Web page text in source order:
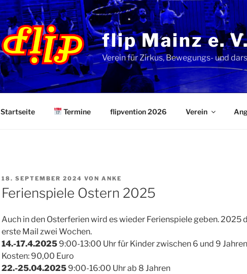
flip Mainz e.
Verein für Zirkus, Bewegungs- und
Startseite Termine flipvention 2026 Verein
VERÖFFENTLICHT
AM
18. SEPTEMBER 2024 VON ANKE
Ferienspiele Ostern 2025
Auch in den Osterferien wird es wieder Ferienspiele geben. 2025
erste Mail zwei Wochen.
14.-17.4.2025 9:00-13:00 Uhr für Kinder zwischen 6 und 9 Jahren
Kosten: 90,00 Euro
22.-25.04.2025 9:00-16:00 Uhr ab 8 Jahren